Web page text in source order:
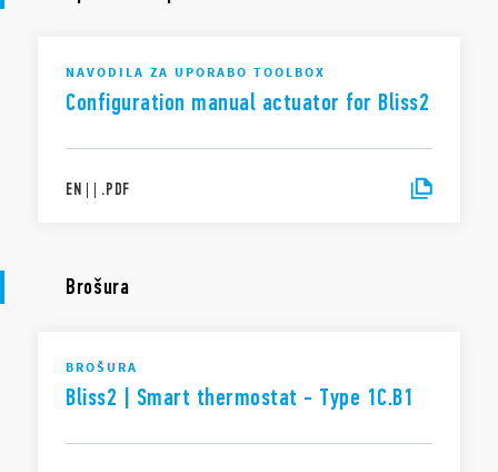
NAVODILA ZA UPORABO TOOLBOX
Configuration manual actuator for Bliss2
EN | | .PDF
Brošura
BROŠURA
Bliss2 | Smart thermostat - Type 1C.B1